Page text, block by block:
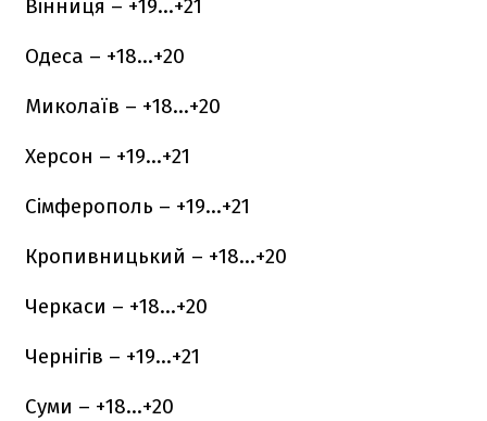
Вінниця – +19…+21
Одеса – +18…+20
Миколаїв – +18…+20
Херсон – +19…+21
Сімферополь – +19…+21
Кропивницький – +18…+20
Черкаси – +18…+20
Чернігів – +19…+21
Суми – +18…+20